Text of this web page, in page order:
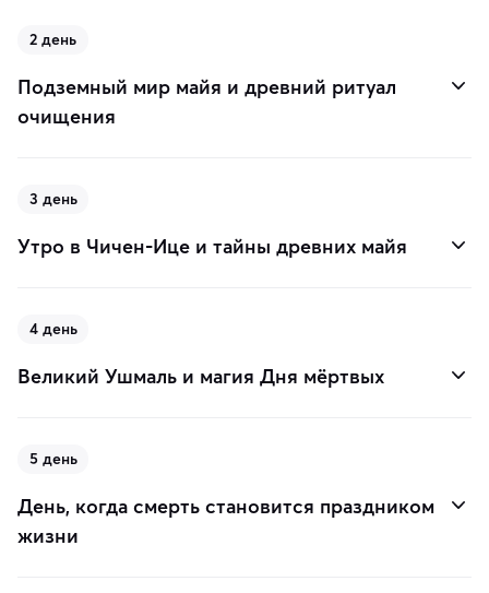
2 день
Подземный мир майя и древний ритуал
очищения
3 день
Утро в Чичен-Ице и тайны древних майя
4 день
Великий Ушмаль и магия Дня мёртвых
5 день
День, когда смерть становится праздником
жизни